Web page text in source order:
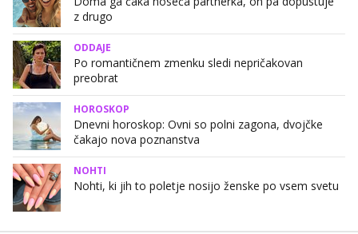
z drugo
ODDAJE
Po romantičnem zmenku sledi nepričakovan
preobrat
HOROSKOP
Dnevni horoskop: Ovni so polni zagona, dvojčke
čakajo nova poznanstva
NOHTI
Nohti, ki jih to poletje nosijo ženske po vsem svetu